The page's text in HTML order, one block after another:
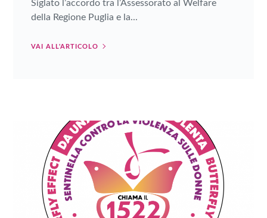
Siglato l’accordo tra l’Assessorato al Welfare
della Regione Puglia e la...
VAI ALL'ARTICOLO